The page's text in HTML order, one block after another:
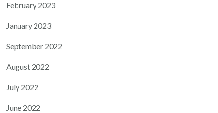
February 2023
January 2023
September 2022
August 2022
July 2022
June 2022